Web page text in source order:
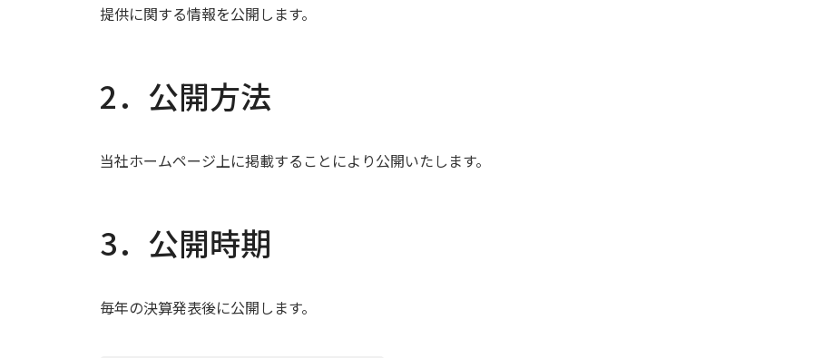
提供に関する情報を公開します。
2．公開方法
当社ホームページ上に掲載することにより公開いたします。
3．公開時期
毎年の決算発表後に公開します。